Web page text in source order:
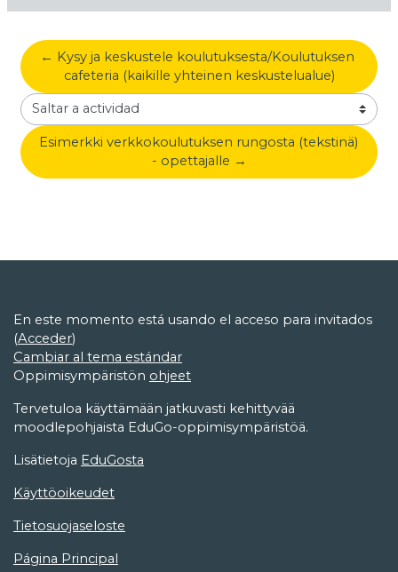
← Kysy ja keskustele koulutuksesta/Koulutuksen
cafeteria (kaikille yhteinen keskustelualue)
Saltar a actividad
Esimerkki verkkokoulutuksen rungosta (tekstinä)
- opettajalle →
En este momento está usando el acceso para invitados
(Acceder)
Cambiar al tema estándar
Oppimisympäristön ohjeet
Tervetuloa käyttämään jatkuvasti kehittyvää
moodlepohjaista EduGo-oppimisympäristöä.
Lisätietoja EduGosta
Käyttöoikeudet
Tietosuojaseloste
Página Principal